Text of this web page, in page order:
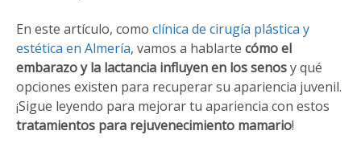
En este artículo, como clínica de cirugía plástica y
estética en Almería, vamos a hablarte cómo el
embarazo y la lactancia influyen en los senosy qué
opciones existen para recuperar su apariencia juvenil.
¡Sigue leyendo para mejorar tu apariencia con estos
tratamientos para rejuvenecimiento mamario!